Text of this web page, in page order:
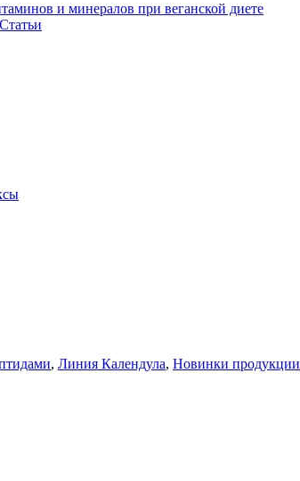
и минералов при веганской диете
Статьи
, Линия Календула, Новинки продукции